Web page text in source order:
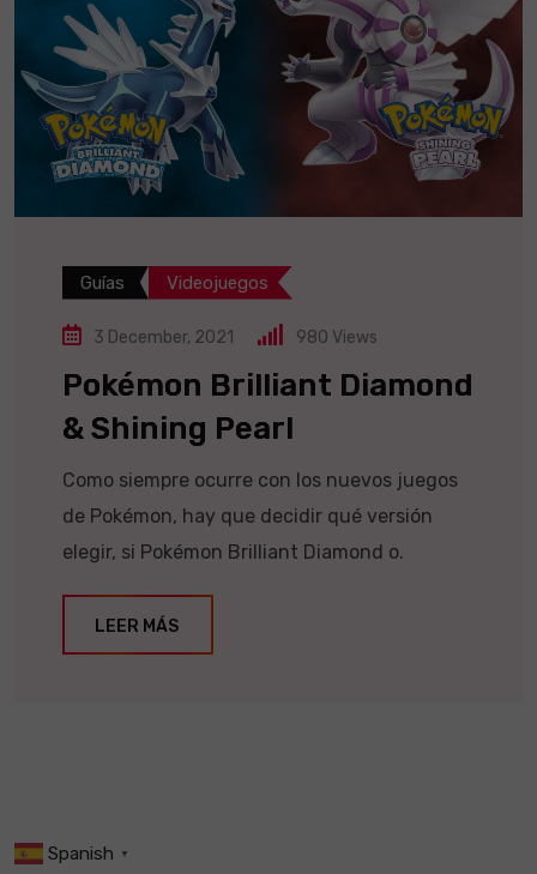
Guías Videojuegos
3 December, 2021 980 Views
Pokémon Brilliant Diamond
& Shining Pearl
Como siempre ocurre con los nuevos juegos
de Pokémon, hay que decidir qué versión
elegir, si Pokémon Brilliant Diamond o.
LEER MÁS
Spanish ▼